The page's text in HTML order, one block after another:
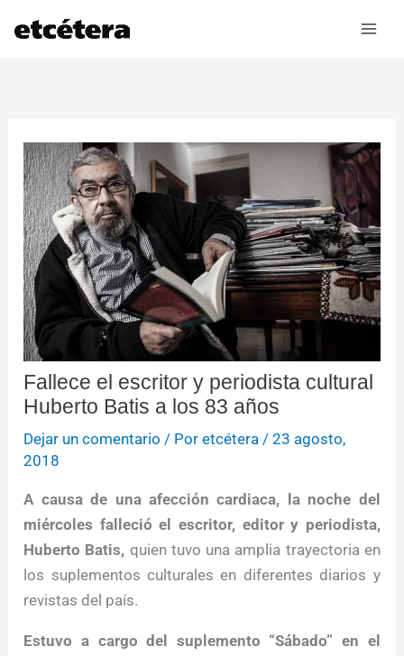
Fallece el escritor y periodista cultural
Huberto Batis a los 83 años
Dejar un comentario / Poretcétera /23 agosto,
2018
A causa de una afección cardiaca, la noche del
miércoles falleció el escritor, editor y periodista,
Huberto Batis, quien tuvo una amplia trayectoria en
los suplementos culturales en diferentes diarios y
revistas del país.
Estuvo a cargo del suplemento “Sábado” en el